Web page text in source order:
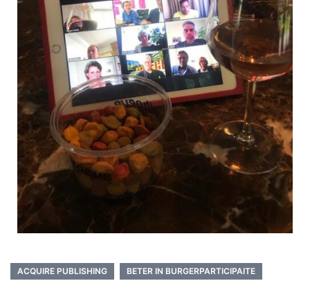
ACQUIRE PUBLISHING
BETER IN BURGERPARTICIPAITE